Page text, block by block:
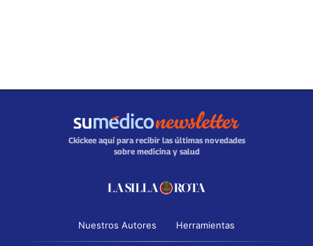
Ckickee aquí para recibir las últimas novedades
sobre medicina y salud
Nuestros Autores Herramientas